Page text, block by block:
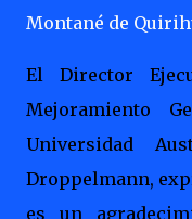
Montané de
El Director
Mejoramiento
Universidad
Droppelmann,
es un